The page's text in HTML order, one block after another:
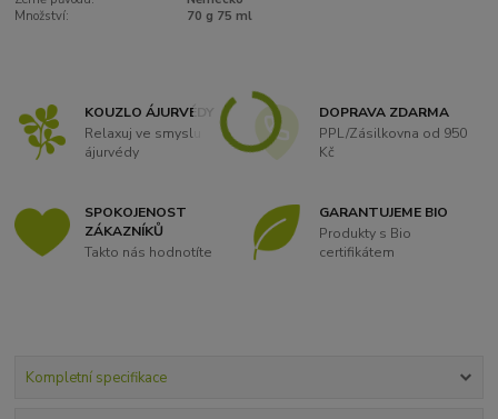
Množství:
70 g 75 ml
KOUZLO ÁJURVÉDY
Relaxuj ve smyslu
ájurvédy
DOPRAVA ZDARMA
PPL/Zásilkovna od 950
Kč
SPOKOJENOST
ZÁKAZNÍKŮ
Takto nás hodnotíte
GARANTUJEME BIO
Produkty s Bio
certifikátem
Kompletní specifikace